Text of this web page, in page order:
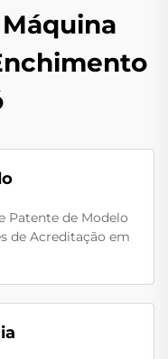
Patente de Modelo
de Acreditação em